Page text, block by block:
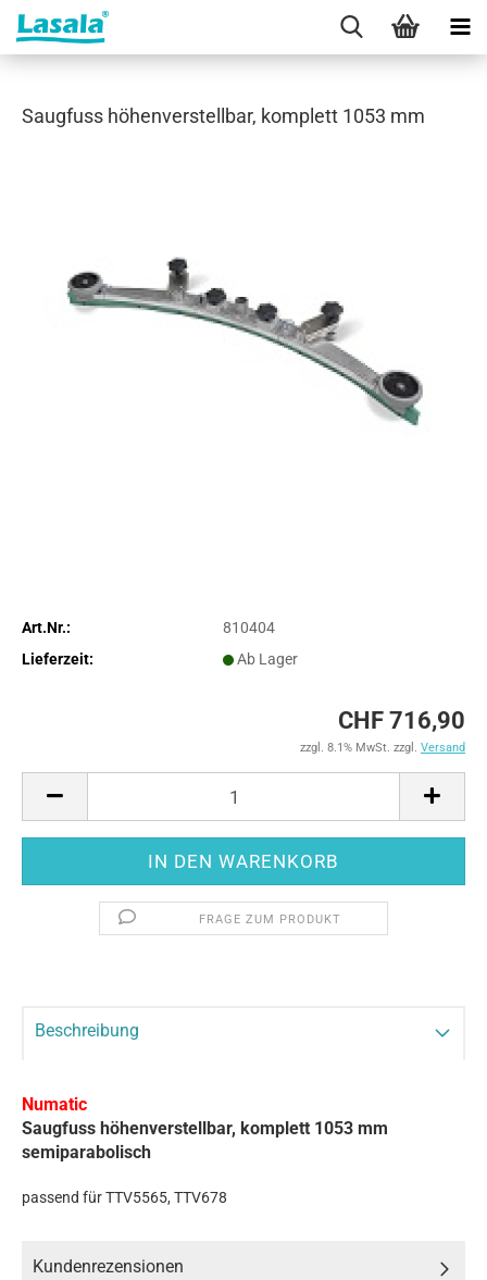
Saugfuss höhenverstellbar, komplett 1053 mm
Art.Nr.:
810404
Lieferzeit:
Ab Lager
CHF 716,90
zzgl. 8.1% MwSt. zzgl. Versand
FRAGE ZUM PRODUKT
Beschreibung
Numatic
Saugfuss höhenverstellbar, komplett 1053 mm
semiparabolisch
passend für TTV5565, TTV678
Kundenrezensionen